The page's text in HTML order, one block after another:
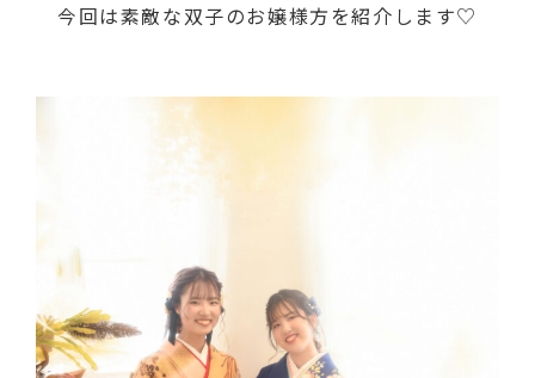
今回は素敵な双子のお嬢様方を紹介します♡